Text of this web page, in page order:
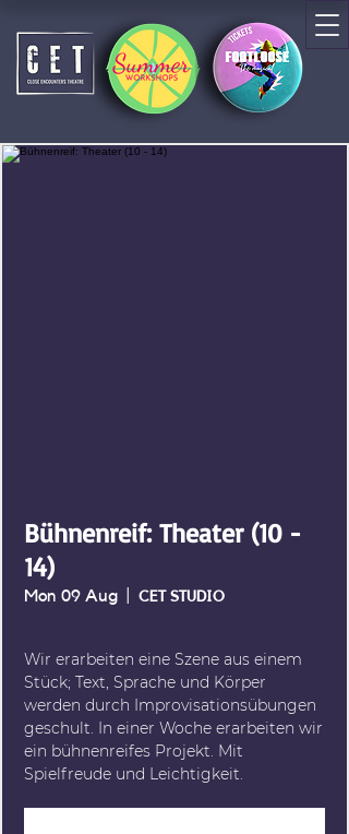
Bühnenreif: Theater (10 -
14)
Mon 09 Aug CET STUDIO
Wir erarbeiten eine Szene aus einem
Stück; Text, Sprache und Körper
werden durch Improvisationsübungen
geschult. In einer Woche erarbeiten wir
ein bühnenreifes Projekt. Mit
Spielfreude und Leichtigkeit.